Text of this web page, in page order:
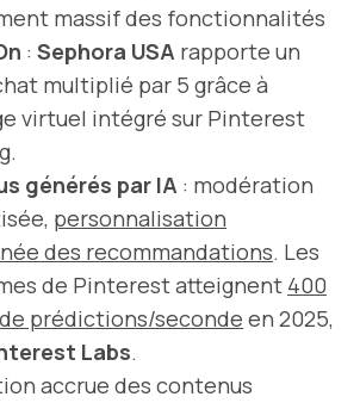
massif des fonctionnalités
: Sephora USA rapporte un
multiplié par 5 grâce à
virtuel intégré sur Pinterest
générés par IA : modération
personnalisation
des recommandations. Les
de Pinterest atteignent 400
prédictions/seconde en 2025,
Labs.
accrue des contenus